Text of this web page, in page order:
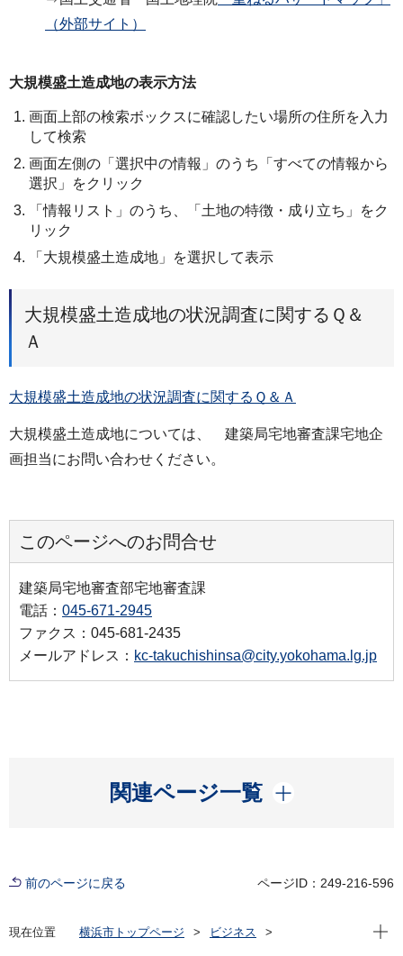
（外部サイト）
大規模盛土造成地の表示方法
画面上部の検索ボックスに確認したい場所の住所を入力
して検索
画面左側の「選択中の情報」のうち「すべての情報から
選択」をクリック
「情報リスト」のうち、「土地の特徴・成り立ち」をク
リック
「大規模盛土造成地」を選択して表示
大規模盛土造成地の状況調査に関するＱ＆
Ａ
大規模盛土造成地の状況調査に関するＱ＆Ａ
大規模盛土造成地については、 建築局宅地審査課宅地企
画担当にお問い合わせください。
このページへのお問合せ
建築局宅地審査部宅地審査課
電話： 045-671-2945
ファクス：045-681-2435
メールアドレス： kc-takuchishinsa@city.yokohama.lg.jp
関連ページ一覧
開く
前のページに戻る ページID：249-216-596
現在位置 横浜市トップページ
ビジネス
現在